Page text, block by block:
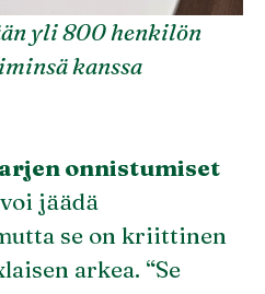
yli 800 henkilön
kanssa
onnistumiset
jäädä
se on kriittinen
arkea. “Se